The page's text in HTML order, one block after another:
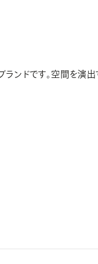
ンドです。空間を演